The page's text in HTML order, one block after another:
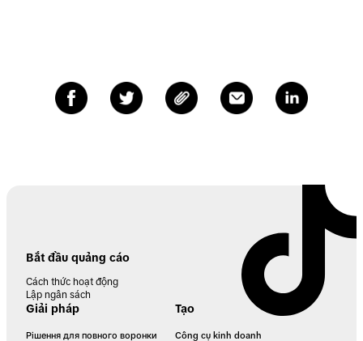
Bắt đầu quảng cáo
Cách thức hoạt động
Lập ngân sách
Giải pháp
Рішення для повного воронки
Tạo
Công cụ kinh doanh